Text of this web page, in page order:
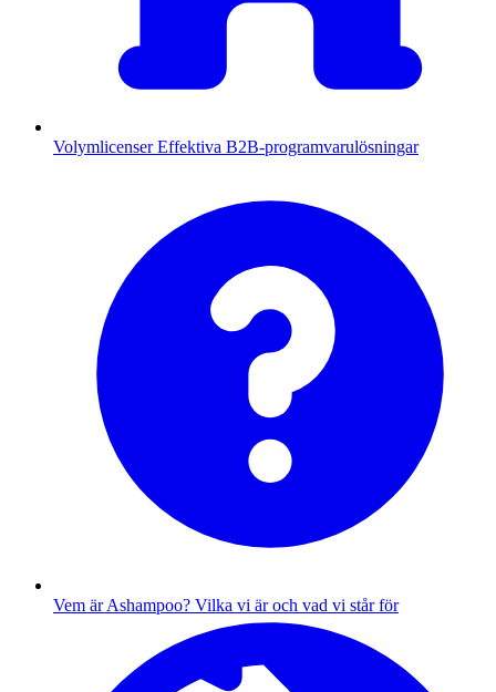
Volymlicenser Effektiva B2B-programvarulösningar
Vem är Ashampoo? Vilka vi är och vad vi står för